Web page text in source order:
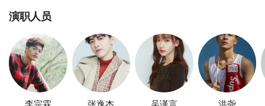
第40集 第42集
第43集 第44集 第45集
第10集
第11集 迅雷下载 复制链接
第12集 迅雷下载 复制链接
思,张馨予,杨明娜,利晴天,李宗霖主演。欢迎收藏蘑菇影视-最新热门,
故事发生在大分裂时期的南北朝刘宋王朝，史称前废帝的刘子业
（张逸杰 饰）即位，他年纪轻轻却残忍凶暴，阴毒无情，嗜血如
命，他滥杀无辜，淫乱后宫，将刘宋的江山带向危亡。在他短暂的
生命中，他与同母姐姐山阴公主刘楚玉（关晓彤 饰）的不伦关系尤
其令人不齿。天地昏暗，民不聊生。江湖第一帮派天机楼不满刘子
演职人员
李宗霖 张逸杰 吴谨言 洪尧